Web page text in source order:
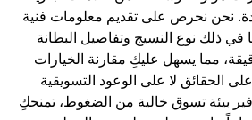
نحن نحرص على تقديم معلومات فنية
ذلك نوع النسيج وتفاصيل البطانة
مما يسهل عليكِ مقارنة الخيارات
الحقائق لا على الوعود التسويقية
بيئة تسوق خالية من الضغوط، تمنحكِ